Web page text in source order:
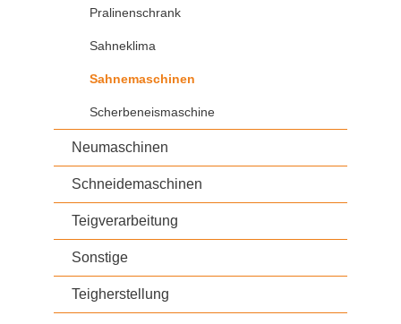
Pralinenschrank
Sahneklima
Sahnemaschinen
Scherbeneismaschine
Neumaschinen
Schneidemaschinen
Teigverarbeitung
Sonstige
Teigherstellung